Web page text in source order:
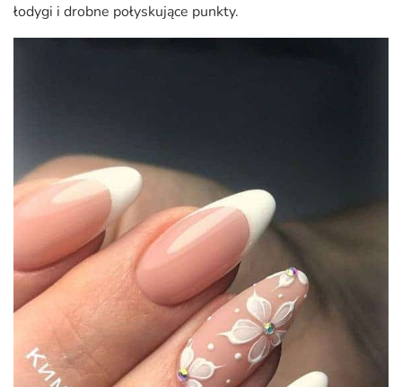
łodygi i drobne połyskujące punkty.